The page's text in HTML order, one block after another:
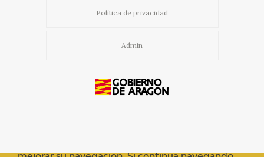
Política de privacidad
Admin